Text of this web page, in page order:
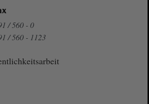
/ 560 - 0
/ 560 - 1123